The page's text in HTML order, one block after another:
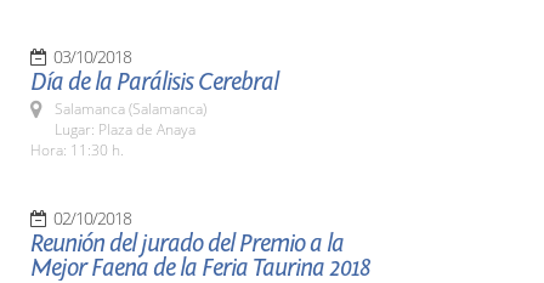
03/10/2018
Día de la Parálisis Cerebral
Salamanca (Salamanca)
Lugar: Plaza de Anaya
Hora: 11:30 h.
02/10/2018
Reunión del jurado del Premio a la
Mejor Faena de la Feria Taurina 2018